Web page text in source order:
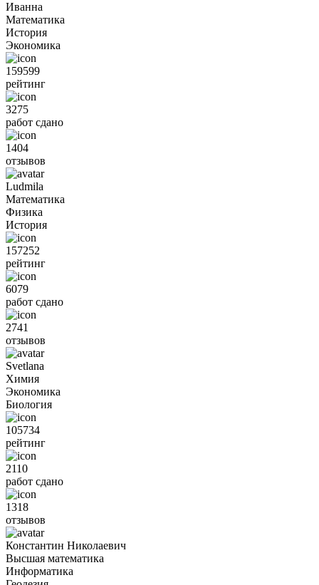
Иванна
Математика
История
Экономика
159599
рейтинг
3275
работ сдано
1404
отзывов
Ludmila
Математика
Физика
История
157252
рейтинг
6079
работ сдано
2741
отзывов
Svetlana
Химия
Экономика
Биология
105734
рейтинг
2110
работ сдано
1318
отзывов
Константин Николаевич
Высшая математика
Информатика